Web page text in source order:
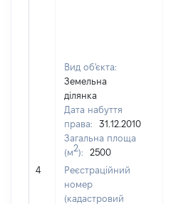
4
Вид об'єкта:
Земельна
ділянка
Дата набуття
права:
31.12.2010
Загальна площа
(м2):
2500
Реєстраційний
номер
(кадастровий